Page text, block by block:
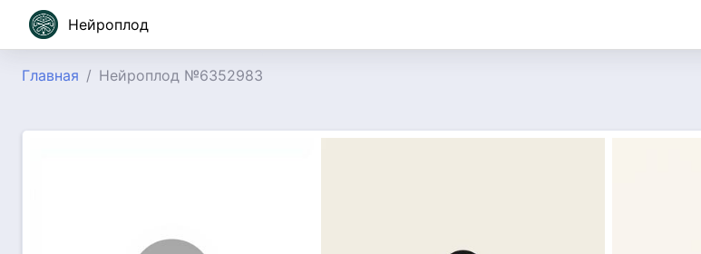
Нейроплод
Главная Нейроплод №6352983